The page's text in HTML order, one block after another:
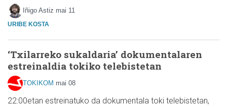
Iñigo Astiz mai 11
URIBE KOSTA
‘Txilarreko sukaldaria’ dokumentalaren
estreinaldia tokiko telebistetan
TOKIKOM mai 08
22:00etan estreinatuko da dokumentala toki telebistetan,